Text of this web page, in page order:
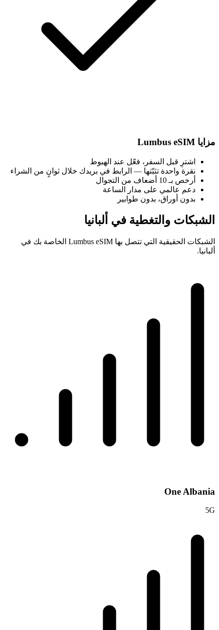
مزايا Lumbus eSIM
اشترِ قبل السفر، فعّل عند الهبوط
نقرة واحدة تثبّتها — الرابط في بريدك خلال ثوانٍ من الشراء
أرخص بـ 10 أضعاف من التجوال
دعم عالمي على مدار الساعة
بدون أوراق، بدون طوابير
الشبكات والتغطية في ألبانيا
الشبكات الحقيقية التي تتصل بها Lumbus eSIM الخاصة بك في
ألبانيا.
One Albania
5G